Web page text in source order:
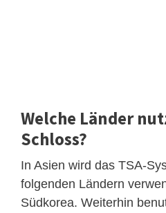
Welche Länder
Schloss?
In Asien wird das TSA-
folgenden Ländern
Südkorea. Weiterhin